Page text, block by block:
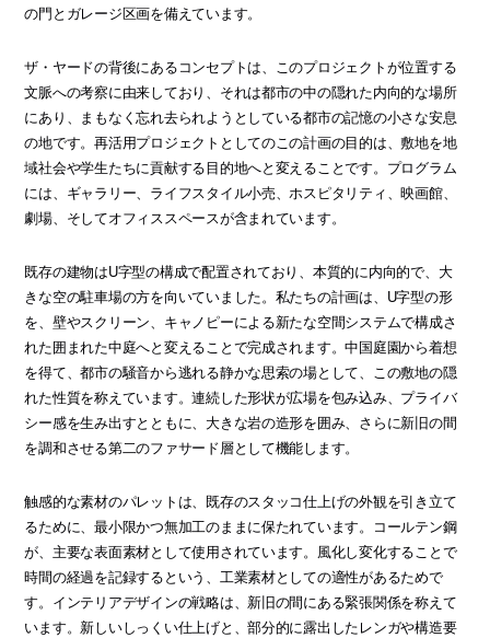
の門とガレージ区画を備えています。
ザ・ヤードの背後にあるコンセプトは、このプロジェクトが位置する
文脈への考察に由来しており、それは都市の中の隠れた内向的な場所
にあり、まもなく忘れ去られようとしている都市の記憶の小さな安息
の地です。再活用プロジェクトとしてのこの計画の目的は、敷地を地
域社会や学生たちに貢献する目的地へと変えることです。プログラム
には、ギャラリー、ライフスタイル小売、ホスピタリティ、映画館、
劇場、そしてオフィススペースが含まれています。
既存の建物はU字型の構成で配置されており、本質的に内向的で、大
きな空の駐車場の方を向いていました。私たちの計画は、U字型の形
を、壁やスクリーン、キャノピーによる新たな空間システムで構成さ
れた囲まれた中庭へと変えることで完成されます。中国庭園から着想
を得て、都市の騒音から逃れる静かな思索の場として、この敷地の隠
れた性質を称えています。連続した形状が広場を包み込み、プライバ
シー感を生み出すとともに、大きな岩の造形を囲み、さらに新旧の間
を調和させる第二のファサード層として機能します。
触感的な素材のパレットは、既存のスタッコ仕上げの外観を引き立て
るために、最小限かつ無加工のままに保たれています。コールテン鋼
が、主要な表面素材として使用されています。風化し変化することで
時間の経過を記録するという、工業素材としての適性があるためで
す。インテリアデザインの戦略は、新旧の間にある緊張関係を称えて
います。新しいしっくい仕上げと、部分的に露出したレンガや構造要